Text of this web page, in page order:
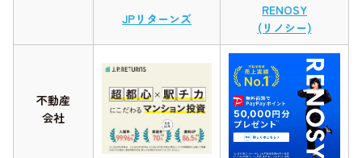
JPリターンズ
RENOSY
(リノシー)
不動産
会社